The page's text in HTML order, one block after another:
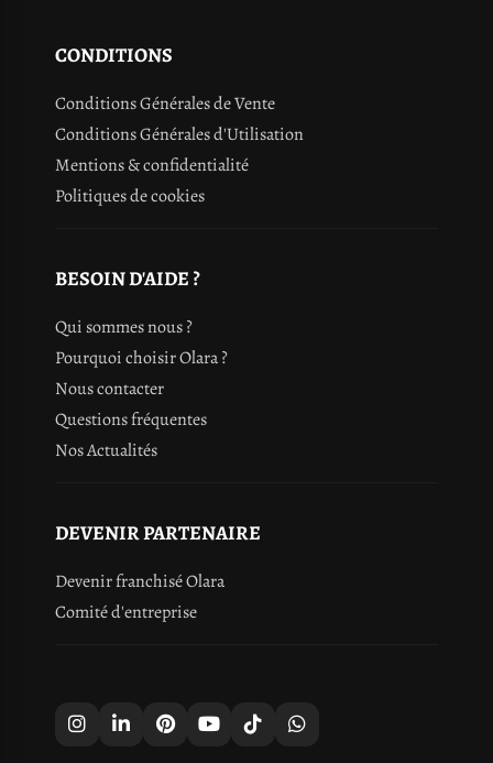
CONDITIONS
Conditions Générales de Vente
Conditions Générales d'Utilisation
Mentions & confidentialité
Politiques de cookies
BESOIN D'AIDE ?
Qui sommes nous ?
Pourquoi choisir Olara ?
Nous contacter
Questions fréquentes
Nos Actualités
DEVENIR PARTENAIRE
Devenir franchisé Olara
Comité d'entreprise